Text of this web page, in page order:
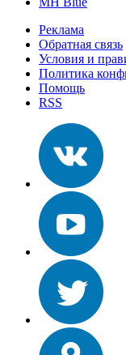
Реклама
Обратная связь
Условия и
Политика
Помощь
RSS